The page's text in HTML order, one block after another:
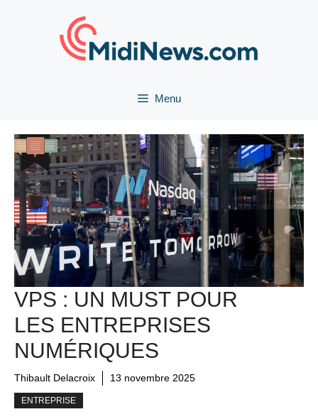
Menu
VPS : UN MUST POUR
LES ENTREPRISES
NUMÉRIQUES
Thibault Delacroix 13 novembre 2025
ENTREPRISE